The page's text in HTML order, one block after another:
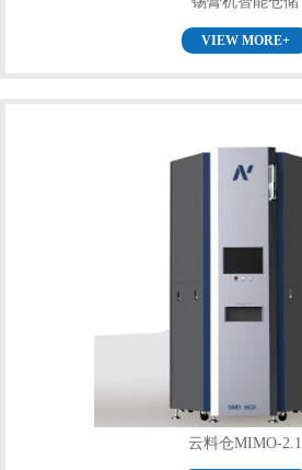
VIEW MORE+
云料仓MIMO-2.1